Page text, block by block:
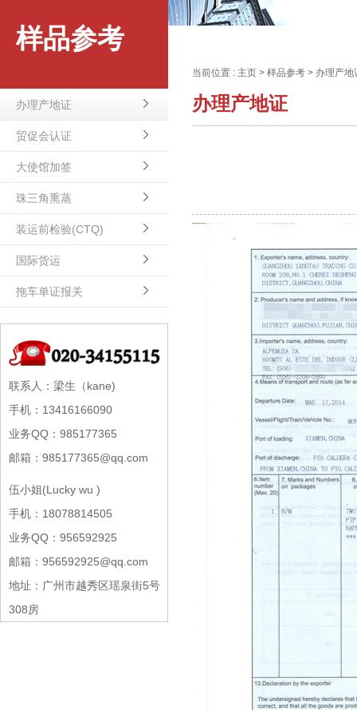
样品参考
办理产地证
贸促会认证
大使馆加签
珠三角熏蒸
装运前检验(CTQ)
国际货运
拖车单证报关
联系人：梁生（kane)
手机：13416166090
业务QQ：985177365
邮箱：985177365@qq.com
伍小姐(Lucky wu )
手机：18078814505
业务QQ：956592925
邮箱：956592925@qq.com
地址：广州市越秀区瑶泉街5号
308房
当前位置 : 主页 > 样品参考 > 办理产地
办理产地证